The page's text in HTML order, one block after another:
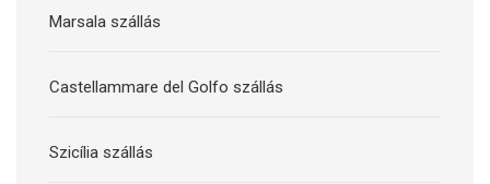
Marsala szállás
Castellammare del Golfo szállás
Szicília szállás